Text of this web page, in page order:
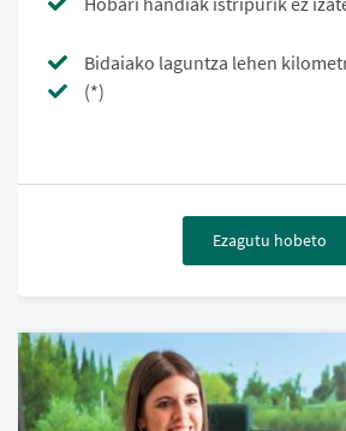
Bidaiako laguntza lehen
(*)
Ezagutu hobeto